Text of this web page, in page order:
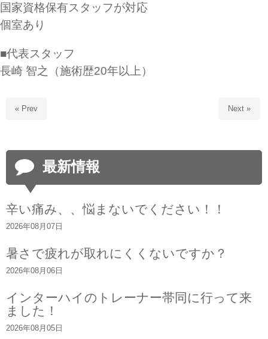
国家資格保有スタッフが対応
個室あり
■代表スタッフ
長崎 智之（施術歴20年以上）
« Prev Next »
最新情報
辛い痛み、、悩まないでください！！
2026年08月07日
暑さで疲れが取れにくくないですか？
2026年08月06日
インターハイのトレーナー帯同に行って来
ました！
2026年08月05日